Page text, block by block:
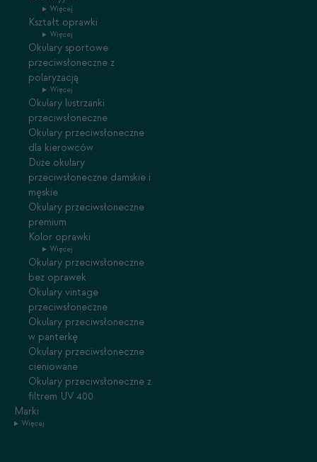
Więcej
Kształt oprawki
Więcej
Okulary sportowe
przeciwsłoneczne z
polaryzacją
Więcej
Okulary lustrzanki
przeciwsłoneczne
Okulary przeciwsłoneczne
dla kierowców
Duże okulary
przeciwsłoneczne damskie i
męskie
Okulary przeciwsłoneczne
premium
Kolor oprawki
Więcej
Okulary przeciwsłoneczne
bez oprawek
Okulary vintage
przeciwsłoneczne
Okulary przeciwsłoneczne
w panterkę
Okulary przeciwsłoneczne
cieniowane
Okulary przeciwsłoneczne z
filtrem UV 400
Marki
Więcej